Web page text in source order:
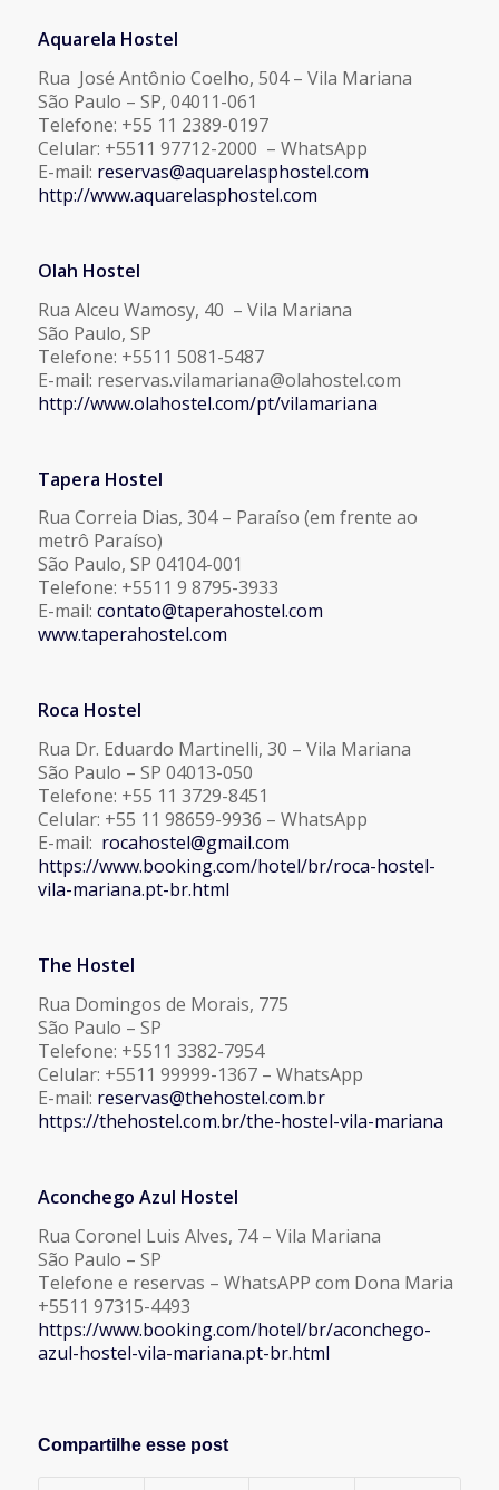
Aquarela Hostel
Rua José Antônio Coelho, 504 – Vila Mariana
São Paulo – SP, 04011-061
Telefone: +55 11 2389-0197
Celular: +5511 97712-2000 – WhatsApp
E-mail: reservas@aquarelasphostel.com
http://www.aquarelasphostel.com
Olah Hostel
Rua Alceu Wamosy, 40 – Vila Mariana
São Paulo, SP
Telefone: +5511 5081-5487
E-mail: reservas.vilamariana@olahostel.com
http://www.olahostel.com/pt/vilamariana
Tapera Hostel
Rua Correia Dias, 304 – Paraíso (em frente ao
metrô Paraíso)
São Paulo, SP 04104-001
Telefone: +5511 9 8795-3933
E-mail: contato@taperahostel.com
www.taperahostel.com
Roca Hostel
Rua Dr. Eduardo Martinelli, 30 – Vila Mariana
São Paulo – SP 04013-050
Telefone: +55 11 3729-8451
Celular: +55 11 98659-9936 – WhatsApp
E-mail: rocahostel@gmail.com
https://www.booking.com/hotel/br/roca-hostel-
vila-mariana.pt-br.html
The Hostel
Rua Domingos de Morais, 775
São Paulo – SP
Telefone: +5511 3382-7954
Celular: +5511 99999-1367 – WhatsApp
E-mail: reservas@thehostel.com.br
https://thehostel.com.br/the-hostel-vila-mariana
Aconchego Azul Hostel
Rua Coronel Luis Alves, 74 – Vila Mariana
São Paulo – SP
Telefone e reservas – WhatsAPP com Dona Maria
+5511 97315-4493
https://www.booking.com/hotel/br/aconchego-
azul-hostel-vila-mariana.pt-br.html
Compartilhe esse post